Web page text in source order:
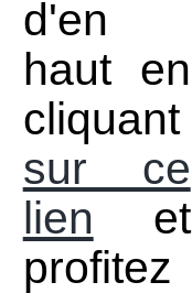
d'en
haut en
cliquant
sur ce
lien et
profitez